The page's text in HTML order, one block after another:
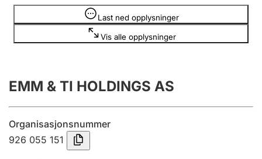
Registrere, endre, slette
Årsregnskap
Innsending og forsinkelsesgebyr
Tinglysing
Last ned opplysninger
Vis alle opplysninger
Opplysninger er skjult
EMM & TI HOLDINGS AS
Organisasjonsnummer
926 055 151